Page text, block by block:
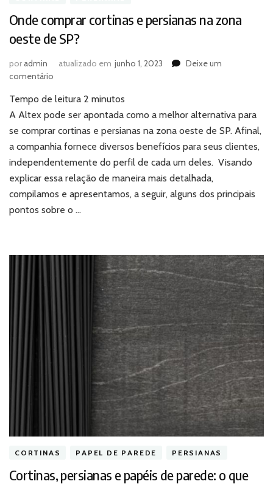
Onde comprar cortinas e persianas na zona
oeste de SP?
poradmin atualizado em junho 1, 2023
Deixe um
comentário
comprar
cortinas
e
na
zona
oeste
de
Tempo de leitura 2 minutos
A Altex pode ser apontada como a melhor alternativa para
se comprar cortinas e persianas na zona oeste de SP. Afinal,
a companhia fornece diversos benefícios para seus clientes,
independentemente do perfil de cada um deles. Visando
explicar essa relação de maneira mais detalhada,
compilamos e apresentamos, a seguir, alguns dos principais
pontos sobre o …
CORTINAS PAPEL DE PAREDE PERSIANAS
Cortinas, persianas e papéis de parede: o que